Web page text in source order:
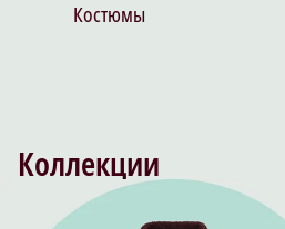
Костюмы
Коллекции